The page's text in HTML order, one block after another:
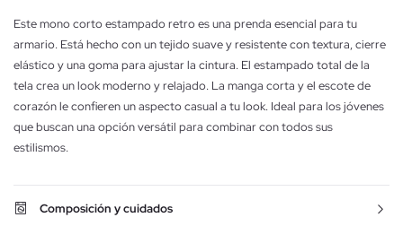
Este mono corto estampado retro es una prenda esencial para tu
armario. Está hecho con un tejido suave y resistente con textura, cierre
elástico y una goma para ajustar la cintura. El estampado total de la
tela crea un look moderno y relajado. La manga corta y el escote de
corazón le confieren un aspecto casual a tu look. Ideal para los jóvenes
que buscan una opción versátil para combinar con todos sus
estilismos.
Composición y cuidados